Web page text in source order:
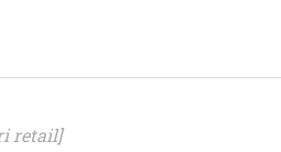
retail]